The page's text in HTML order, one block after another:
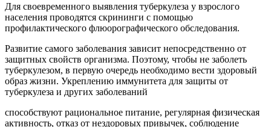
Для своевременного выявления туберкулеза у взрослого
населения проводятся скрининги с помощью
профилактического флюорографического обследования.
Развитие самого заболевания зависит непосредственно от
защитных свойств организма. Поэтому, чтобы не заболеть
туберкулезом, в первую очередь необходимо вести здоровый
образ жизни. Укреплению иммунитета для защиты от
туберкулеза и других заболеваний
способствуют рациональное питание, регулярная физическая
активность, отказ от нездоровых привычек, соблюдение